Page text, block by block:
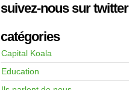
suivez-nous sur twitter
catégories
Capital Koala
Education